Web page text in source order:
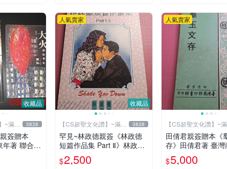
收藏品
~滿千 3838
簽贈本
年著 聯合文
年著 聯經)
】
收藏品
人氣賣家
【CS超聖文化讚】~滿千
元送運
3838
罕見~林政德親簽《林政德
短篇作品集 Part Ⅱ》林政德
大然【CS超聖文化讚】
$2,500
人氣賣家
【CS超聖文化讚】~滿
元送運
田倩君親簽贈本《
存》田倩君著 臺灣
館 民國61年初版
【CS超聖文化讚】
$5,000